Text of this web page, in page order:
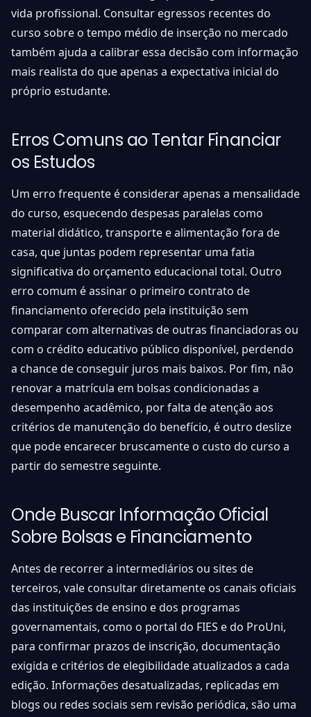
vida profissional. Consultar egressos recentes do
curso sobre o tempo médio de inserção no mercado
também ajuda a calibrar essa decisão com informação
mais realista do que apenas a expectativa inicial do
próprio estudante.
Erros Comuns ao Tentar Financiar
os Estudos
Um erro frequente é considerar apenas a mensalidade
do curso, esquecendo despesas paralelas como
material didático, transporte e alimentação fora de
casa, que juntas podem representar uma fatia
significativa do orçamento educacional total. Outro
erro comum é assinar o primeiro contrato de
financiamento oferecido pela instituição sem
comparar com alternativas de outras financiadoras ou
com o crédito educativo público disponível, perdendo
a chance de conseguir juros mais baixos. Por fim, não
renovar a matrícula em bolsas condicionadas a
desempenho acadêmico, por falta de atenção aos
critérios de manutenção do benefício, é outro deslize
que pode encarecer bruscamente o custo do curso a
partir do semestre seguinte.
Onde Buscar Informação Oficial
Sobre Bolsas e Financiamento
Antes de recorrer a intermediários ou sites de
terceiros, vale consultar diretamente os canais oficiais
das instituições de ensino e dos programas
governamentais, como o portal do FIES e do ProUni,
para confirmar prazos de inscrição, documentação
exigida e critérios de elegibilidade atualizados a cada
edição. Informações desatualizadas, replicadas em
blogs ou redes sociais sem revisão periódica, são uma